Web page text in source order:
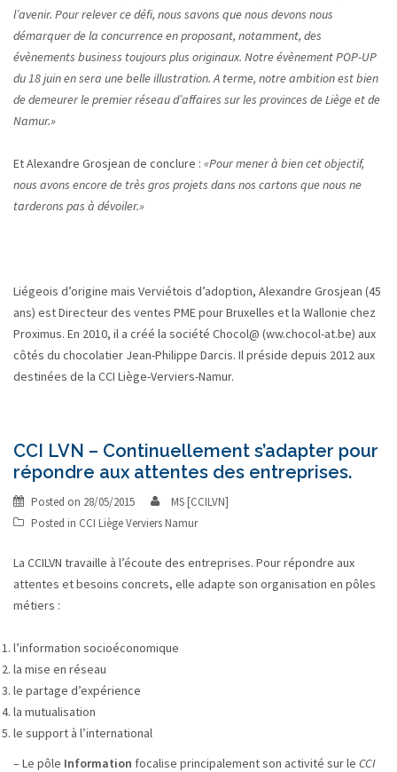
l’avenir. Pour relever ce défi, nous savons que nous devons nous
démarquer de la concurrence en proposant, notamment, des
évènements business toujours plus originaux. Notre évènement POP-UP
du 18 juin en sera une belle illustration. A terme, notre ambition est bien
de demeurer le premier réseau d’affaires sur les provinces de Liège et de
Namur.»
Et Alexandre Grosjean de conclure : «Pour mener à bien cet objectif,
nous avons encore de très gros projets dans nos cartons que nous ne
tarderons pas à dévoiler.»
Liégeois d’origine mais Verviétois d’adoption, Alexandre Grosjean (45
ans) est Directeur des ventes PME pour Bruxelles et la Wallonie chez
Proximus. En 2010, il a créé la société Chocol@ (ww.chocol-at.be) aux
côtés du chocolatier Jean-Philippe Darcis. Il préside depuis 2012 aux
destinées de la CCI Liège-Verviers-Namur.
CCI LVN – Continuellement s’adapter pour
répondre aux attentes des entreprises.
Posted on 28/05/2015
MS [CCILVN]
Posted in CCI Liège Verviers Namur
La CCILVN travaille à l’écoute des entreprises. Pour répondre aux
attentes et besoins concrets, elle adapte son organisation en pôles
métiers :
l’information socioéconomique
la mise en réseau
le partage d’expérience
la mutualisation
le support à l’international
– Le pôle Information focalise principalement son activité sur le CCI